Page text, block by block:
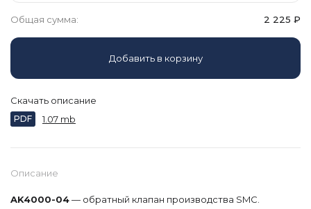
Описание
AK4000-04— обратный клапан производства SMC.
Общая сумма: 2 225 ₽
Добавить в корзину
Скачать описание
PDF 1.07 mb